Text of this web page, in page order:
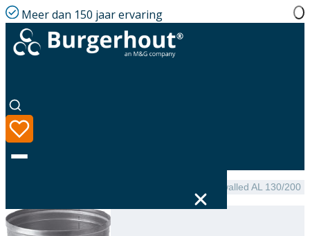
Meer dan 150 jaar ervaring
NEN 7203 Expander single-walled AL 130/200